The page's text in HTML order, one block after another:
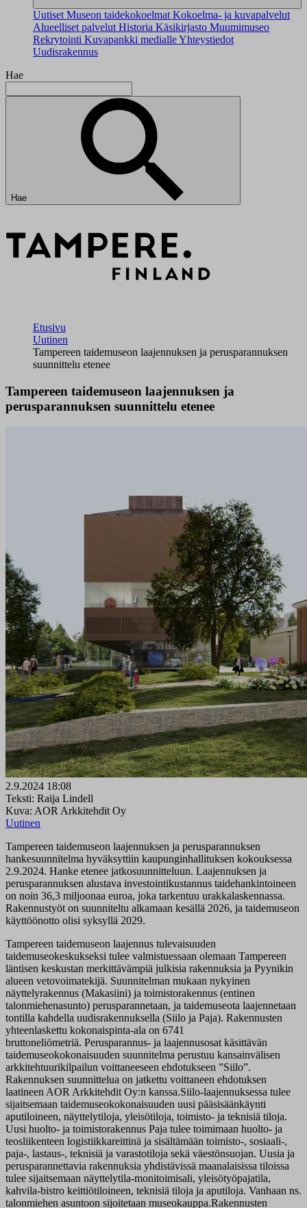
Uutiset Museon taidekokoelmat Kokoelma- ja kuvapalvelut
Alueelliset palvelut Historia Käsikirjasto Muumimuseo
Rekrytointi Kuvapankki medialleYhteystiedot
Uudisrakennus
Hae
Hae
Etusivu
Uutinen
Tampereen taidemuseon laajennuksen ja perusparannuksen
suunnittelu etenee
Tampereen taidemuseon laajennuksen ja
perusparannuksen suunnittelu etenee
2.9.2024 18:08
Teksti: Raija Lindell
Kuva: AOR Arkkitehdit Oy
Uutinen
Tampereen taidemuseon laajennuksen ja perusparannuksen
hankesuunnitelma hyväksyttiin kaupunginhallituksen kokouksessa
2.9.2024. Hanke etenee jatkosuunnitteluun. Laajennuksen ja
perusparannuksen alustava investointikustannus taidehankintoineen
on noin 36,3 miljoonaa euroa, joka tarkentuu urakkalaskennassa.
Rakennustyöt on suunniteltu alkamaan kesällä 2026, ja taidemuseon
käyttöönotto olisi syksyllä 2029.
Tampereen taidemuseon laajennus tulevaisuuden
taidemuseokeskukseksi tulee valmistuessaan olemaan Tampereen
läntisen keskustan merkittävämpiä julkisia rakennuksia ja Pyynikin
alueen vetovoimatekijä. Suunnitelman mukaan nykyinen
näyttelyrakennus (Makasiini) ja toimistorakennus (entinen
talonmiehenasunto) perusparannetaan, ja taidemuseota laajennetaan
tontilla kahdella uudisrakennuksella (Siilo ja Paja). Rakennusten
yhteenlaskettu kokonaispinta-ala on 6741
bruttoneliömetriä. Perusparannus- ja laajennusosat käsittävän
taidemuseokokonaisuuden suunnitelma perustuu kansainvälisen
arkkitehtuurikilpailun voittaneeseen ehdotukseen ”Siilo”.
Rakennuksen suunnittelua on jatkettu voittaneen ehdotuksen
laatineen AOR Arkkitehdit Oy:n kanssa.Siilo-laajennuksessa tulee
sijaitsemaan taidemuseokokonaisuuden uusi pääsisäänkäynti
aputiloineen, näyttelytiloja, yleisötiloja, toimisto- ja teknisiä tiloja.
Uusi huolto- ja toimistorakennus Paja tulee toimimaan huolto- ja
teosliikenteen logistiikkareittinä ja sisältämään toimisto-, sosiaali-,
paja-, lastaus-, teknisiä ja varastotiloja sekä väestönsuojan. Uusia ja
perusparannettavia rakennuksia yhdistävissä maanalaisissa tiloissa
tulee sijaitsemaan näyttelytila-monitoimisali, yleisötyöpajatila,
kahvila-bistro keittiötiloineen, teknisiä tiloja ja aputiloja. Vanhaan ns.
talonmiehen asuntoon sijoitetaan museokauppa.Rakennusten